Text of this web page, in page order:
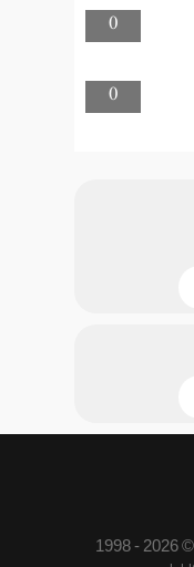
0
0
جميع الحقوق محفوظة © 2026 - 1998